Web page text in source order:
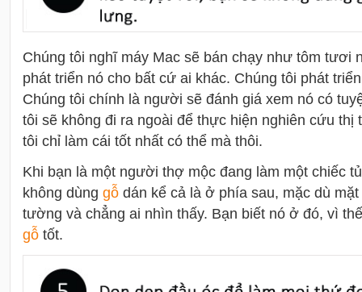
Chúng tôi nghĩ máy Mac sẽ bán chạy như tôm tươi
phát triển nó cho bất cứ ai khác. Chúng tôi phát
Chúng tôi chính là người sẽ đánh giá xem nó có
tôi sẽ không đi ra ngoài để thực hiện nghiên cứu thị
tôi chỉ làm cái tốt nhất có thể mà thôi.
Khi bạn là một người thợ mộc đang làm một chiếc
không dùng gỗ dán kể cả là ở phía sau, mặc dù
tường và chẳng ai nhìn thấy. Bạn biết nó ở đó, vì
gỗ tốt.